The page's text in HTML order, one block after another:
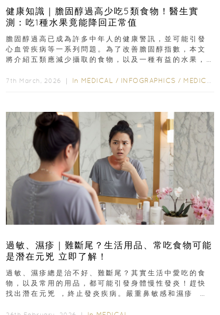
健康知識｜膽固醇過高少吃5類食物！醫生實
測：吃1種水果竟能降回正常值
膽固醇過高已成為許多中年人的健康警訊，並可能引發
心血管疾病等一系列問題。為了改善膽固醇指數，本文
將介紹五類應減少攝取的食物，以及一種有益的水果，
7th March, 2026 ｜ In MEDICAL / INFOGRAPHICS / MEDICAL
過敏、濕疹｜難斷尾？生活用品、常吃食物可能
是潛在元兇 立即了解！
過敏、濕疹總是治不好、難斷尾？其實生活中愛吃的食
物，以及常用的用品，都可能引發身體慢性發炎！趕快
找出潛在元兇 ，終止發炎疾病。嚴重鼻敏感和濕疹 生